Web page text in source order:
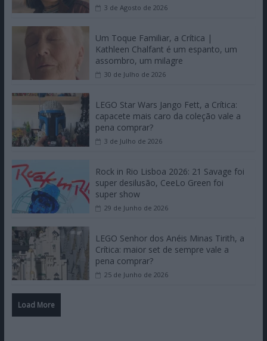
3 de Agosto de 2026
Um Toque Familiar, a Crítica |
Kathleen Chalfant é um espanto, um
assombro, um milagre
30 de Julho de 2026
LEGO Star Wars Jango Fett, a Crítica:
capacete mais caro da coleção vale a
pena comprar?
3 de Julho de 2026
Rock in Rio Lisboa 2026: 21 Savage foi
super desilusão, CeeLo Green foi
super show
29 de Junho de 2026
LEGO Senhor dos Anéis Minas Tirith, a
Crítica: maior set de sempre vale a
pena comprar?
25 de Junho de 2026
Load More